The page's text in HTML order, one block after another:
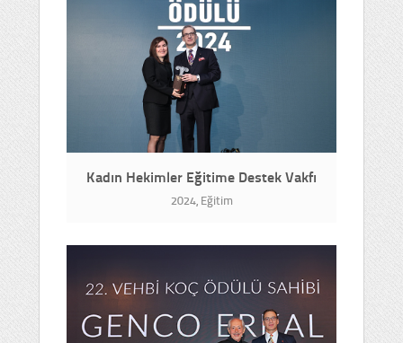
Kadın Hekimler Eğitime Destek Vakfı
2024, Eğitim